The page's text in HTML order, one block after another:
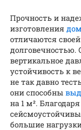
Прочность и
изготовления
отличаются
вертикальное
устойчивость к
не так давно
они способны
на 1 м².
большие